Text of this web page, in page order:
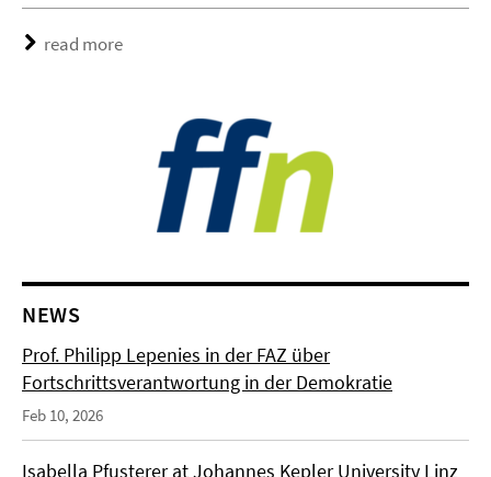
read more
NEWS
Prof. Philipp Lepenies in der FAZ über
Fortschrittsverantwortung in der Demokratie
Feb 10, 2026
Isabella Pfusterer at Johannes Kepler University Linz